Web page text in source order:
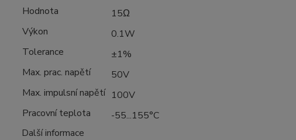
Hodnota
15Ω
Výkon
0.1W
Tolerance
±1%
Max. prac. napětí
50V
Max. impulsní napětí 100V
Pracovní teplota
-55...155°C
Další informace